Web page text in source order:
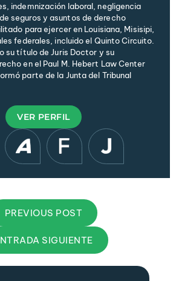
indemnización laboral, negligencia
seguros y asuntos de derecho
para ejercer en Louisiana, Misisipi,
federales, incluido el Quinto Circuito.
su título de Juris Doctor y su
en el Paul M. Hebert Law Center
parte de la Junta del Tribunal
VER PERFIL
PREVIOUS POST
SIGUIENTE